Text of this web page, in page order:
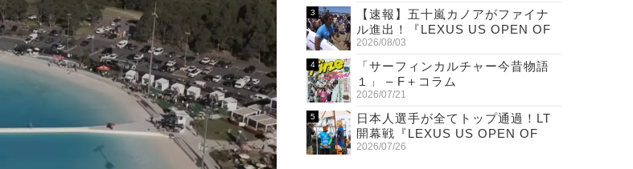
【速報】五十嵐カノアがファイナ
ル進出！『LEXUS US OPEN OF
SURFING』
2026/08/03
「サーフィンカルチャー今昔物語
１」 – F＋コラム
2026/07/21
日本人選手が全てトップ通過！LT
開幕戦『LEXUS US OPEN OF
SURFING』初日
2026/07/26